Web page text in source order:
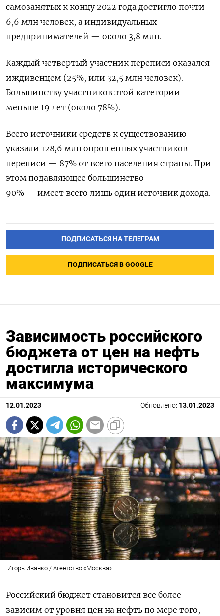
самозанятых к концу 2022 года достигло почти
6,6 млн человек, а индивидуальных
предпринимателей — около 3,8 млн.
Каждый четвертый участник переписи оказался
иждивенцем (25%, или 32,5 млн человек).
Большинству участников этой категории
меньше 19 лет (около 78%).
Всего источники средств к существованию
указали 128,6 млн опрошенных участников
переписи — 87% от всего населения страны. При
этом подавляющее большинство —
90% — имеет всего лишь один источник дохода.
ПОДПИСАТЬСЯ НА ТЕЛЕГРАМ
ПОДПИСАТЬСЯ В GOOGLE
Зависимость российского
бюджета от цен на нефть
достигла исторического
максимума
12.01.2023 Обновлено: 13.01.2023
Игорь Иванко / Агентство «Москва»
Российский бюджет становится все более
зависим от уровня цен на нефть по мере того,